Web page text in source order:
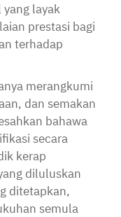
layak
prestasi bagi
terhadap
merangkumi
dan semakan
bahawa
secara
kerap
diluluskan
ditetapkan,
semula